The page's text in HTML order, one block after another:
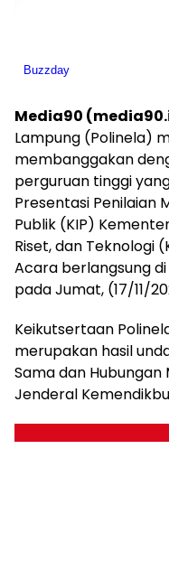
Media90
Lampung (Polinela)
membanggakan
perguruan tinggi
Presentasi Penilaian
Publik (KIP)
Riset, dan Teknologi
Acara berlangsung
pada Jumat, (17/11/
Keikutsertaan
merupakan hasil
Sama dan
Jenderal